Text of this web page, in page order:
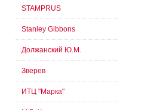
STAMPRUS
Stanley Gibbons
Должанский Ю.М.
Зверев
ИТЦ "Марка"